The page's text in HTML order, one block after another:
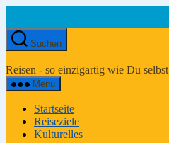
springen
Suchen
Reiseportal
Reisen - so einzigartig wie Du selbst
Menü
Startseite
Reiseziele
Kulturelles